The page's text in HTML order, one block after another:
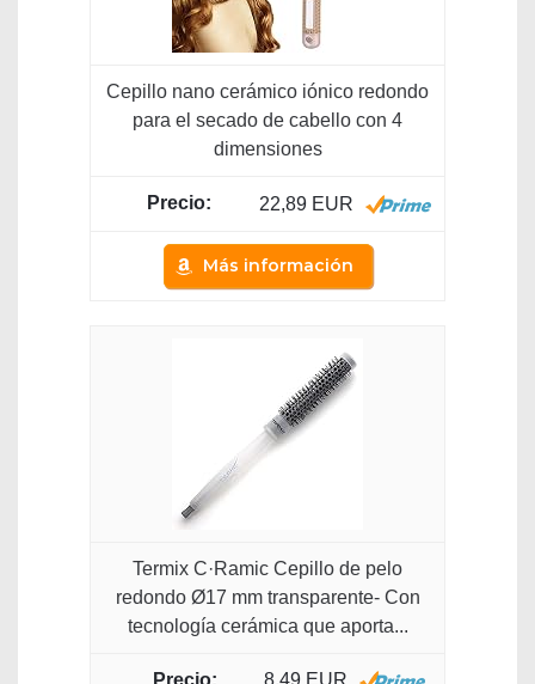
Cepillo nano cerámico iónico redondo
para el secado de cabello con 4
dimensiones
22,89 EUR
Más información
Termix C·Ramic Cepillo de pelo
redondo Ø17 mm transparente- Con
tecnología cerámica que aporta...